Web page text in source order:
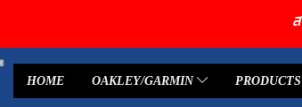
HOME OAKLEY/GARMIN PRODUCTS